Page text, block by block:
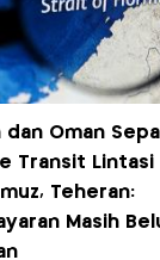
dan Oman
Transit Lintasi
Teheran:
Masih